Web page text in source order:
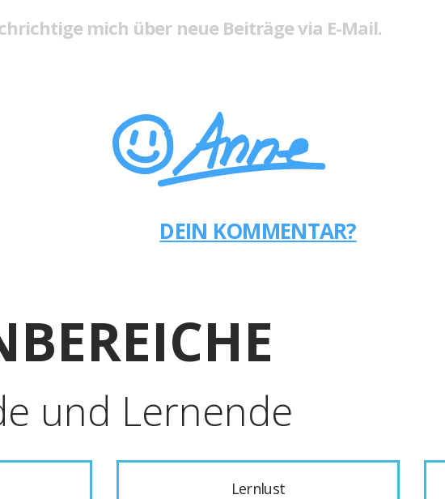
mich über neue Beiträge via E-Mail.
DEIN KOMMENTAR?
und Lernende
Lernlust